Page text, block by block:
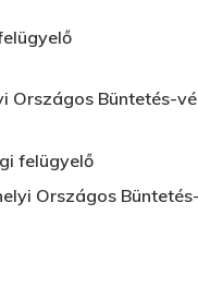
Országos Büntetés-
felügyelő
Országos